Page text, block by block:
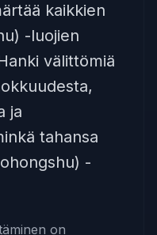
kaikkien
-luojien
välittömiä
ja
tahansa
-
on